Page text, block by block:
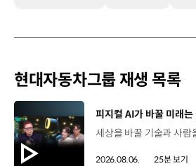
현대자동차그룹 재생 목록
[동영상]
2026.08.06. 25분 보기